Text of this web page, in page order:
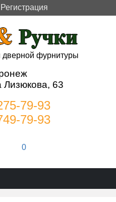
Регистрация
дверной фурнитуры
Лизюкова, 63
79-93
79-93
0